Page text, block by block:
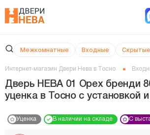
Межкомнатные Входные Скрытые
Интернет-магазин Двери Нева в Тосно
Дверь НЕВА 01 Орех бренди
уценка в Тосно с установкой
Уценка В наличии на складе С